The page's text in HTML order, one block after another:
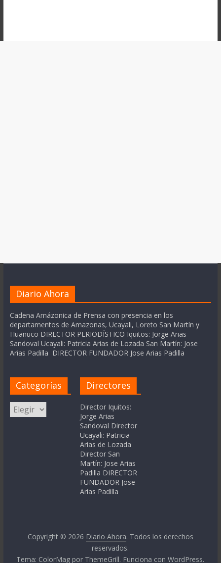
Diario Ahora
Cadena Amázonica de Prensa con presencia en los
departamentos de Amazonas, Ucayali, Loreto San Martín y
Huanuco DIRECTOR PERIODÍSTICO Iquitos: Jorge Arias
Sandoval Ucayali: Patricia Arias de Lozada San Martín: Jose
Arias Padilla DIRECTOR FUNDADOR Jose Arias Padilla
Categorías
Categorías
Directores
Director Iquitos:
Jorge Arias
Sandoval Director
Ucayali: Patricia
Arias de Lozada
Director San
Martín: Jose Arias
Padilla DIRECTOR
FUNDADOR Jose
Arias Padilla
Copyright © 2026 Diario Ahora. Todos los derechos
reservados.
Tema: ColorMag por ThemeGrill. Funciona conWordPress.